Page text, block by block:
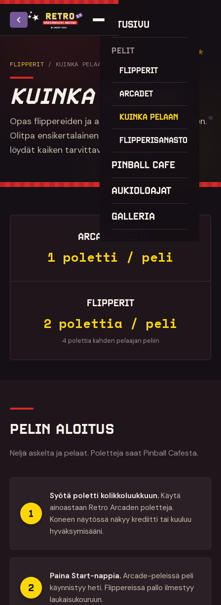
ETUSIVU
PELIT
FLIPPERIT
ARCADET
KUINKA PELAAN
FLIPPERISANASTO
PINBALL CAFE
AUKIOLOAJAT
GALLERIA
FLIPPERIT / KUINKA PELAAN
KUINKA PELAAN
Opas flippereiden ja arcade-pelien pelaamiseen.
Olitpa ensikertalainen tai vanha tekijä, tästä
löydät kaiken tarvittavan.
ARCADE-PELIT
1 poletti / peli
FLIPPERIT
2 polettia / peli
4 polettia kahden pelaajan peliin
PELIN ALOITUS
Neljä askelta ja pelaat. Poletteja saat Pinball Cafesta.
1
Syötä poletti kolikkoluukkuun. Käytä
ainoastaan Retro Arcaden poletteja.
Koneen näytössä näkyy krediitti tai kuuluu
hyväksymisääni.
2
Paina Start-nappia. Arcade-peleissä peli
käynnistyy heti. Flippereissä pallo ilmestyy
laukaisukouruun.